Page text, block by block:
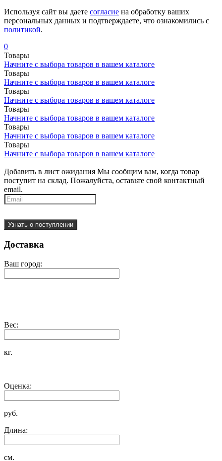
Используя сайт вы даете согласие на обработку ваших
персональных данных и подтверждаете, что ознакомились с
политикой.
0
Товары
Начните с выбора товаров в вашем каталоге
Товары
Начните с выбора товаров в вашем каталоге
Товары
Начните с выбора товаров в вашем каталоге
Товары
Начните с выбора товаров в вашем каталоге
Товары
Начните с выбора товаров в вашем каталоге
Товары
Начните с выбора товаров в вашем каталоге
Добавить в лист ожидания Мы сообщим вам, когда товар
поступит на склад. Пожалуйста, оставьте свой контактный
email.
Узнать о поступлении
Доставка
Ваш город:
Вес:
кг.
Оценка:
руб.
Длина:
см.